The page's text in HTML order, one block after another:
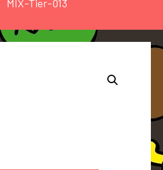
MIX-Tier-013